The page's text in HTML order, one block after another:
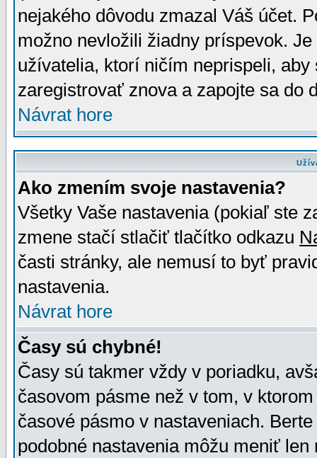
nejakého dôvodu zmazal Váš účet.
možno nevložili žiadny príspevok.
užívatelia, ktorí ničím neprispeli,
zaregistrovať znova a zapojte sa do
Návrat hore
Ako zmením svoje nastavenia?
Všetky Vaše nastavenia (pokiaľ ste
zmene stačí stlačiť tlačítko odkazu
časti stránky, ale nemusí to byť
nastavenia.
Návrat hore
Časy sú chybné!
Časy sú takmer vždy v poriadku,
časovom pásme než v tom, v
časové pásmo v nastaveniach.
podobné nastavenia môžu meniť